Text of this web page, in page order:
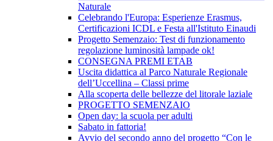
Naturale
Celebrando l'Europa: Esperienze Erasmus,
Certificazioni ICDL e Festa all'Istituto Einaudi
Progetto Semenzaio: Test di funzionamento
regolazione luminosità lampade ok!
CONSEGNA PREMI ETAB
Uscita didattica al Parco Naturale Regionale
dell’Uccellina – Classi prime
Alla scoperta delle bellezze del litorale laziale
PROGETTO SEMENZAIO
Open day: la scuola per adulti
Sabato in fattoria!
Avvio del secondo anno del progetto “Con le